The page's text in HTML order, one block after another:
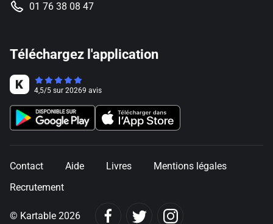
01 76 38 08 47
Téléchargez l'application
4,5/5 sur 20269 avis
Contact Aide Livres
Mentions légales
Recrutement
© Kartable 2026